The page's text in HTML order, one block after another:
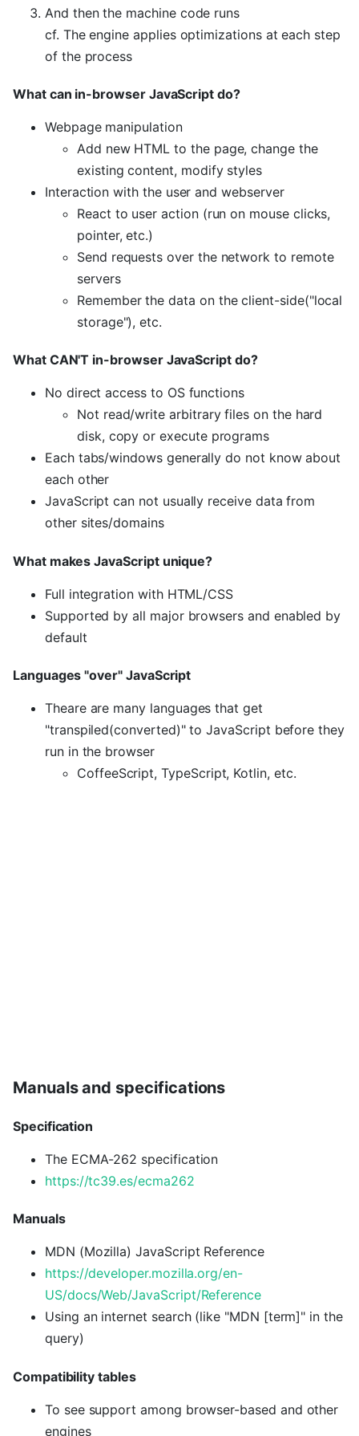
And then the machine code runs
cf. The engine applies optimizations at each step
of the process
What can in-browser JavaScript do?
Webpage manipulation
Add new HTML to the page, change the
existing content, modify styles
Interaction with the user and webserver
React to user action (run on mouse clicks,
pointer, etc.)
Send requests over the network to remote
servers
Remember the data on the client-side("local
storage"), etc.
What CAN'T in-browser JavaScript do?
No direct access to OS functions
Not read/write arbitrary files on the hard
disk, copy or execute programs
Each tabs/windows generally do not know about
each other
JavaScript can not usually receive data from
other sites/domains
What makes JavaScript unique?
Full integration with HTML/CSS
Supported by all major browsers and enabled by
default
Languages "over" JavaScript
Theare are many languages that get
"transpiled(converted)" to JavaScript before they
run in the browser
CoffeeScript, TypeScript, Kotlin, etc.
Manuals and specifications
Specification
The ECMA-262 specification
https://tc39.es/ecma262
Manuals
MDN (Mozilla) JavaScript Reference
https://developer.mozilla.org/en-
US/docs/Web/JavaScript/Reference
Using an internet search (like "MDN [term]" in the
query)
Compatibility tables
To see support among browser-based and other
engines